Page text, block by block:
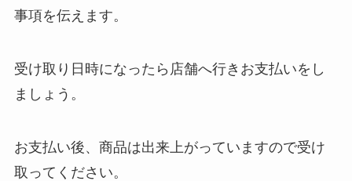
事項を伝えます。
受け取り日時になったら店舗へ行きお支払いをし
ましょう。
お支払い後、商品は出来上がっていますので受け
取ってください。